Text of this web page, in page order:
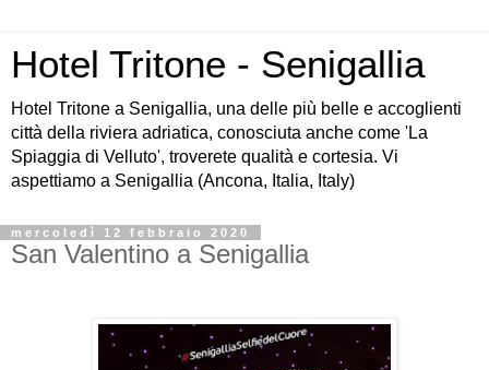
Hotel Tritone - Senigallia
Hotel Tritone a Senigallia, una delle più belle e accoglienti
città della riviera adriatica, conosciuta anche come 'La
Spiaggia di Velluto', troverete qualità e cortesia. Vi
aspettiamo a Senigallia (Ancona, Italia, Italy)
mercoledì 12 febbraio 2020
San Valentino a Senigallia